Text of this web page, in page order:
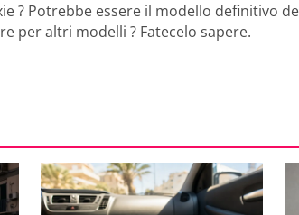
? Potrebbe essere il modello definitivo
per altri modelli ? Fatecelo sapere.